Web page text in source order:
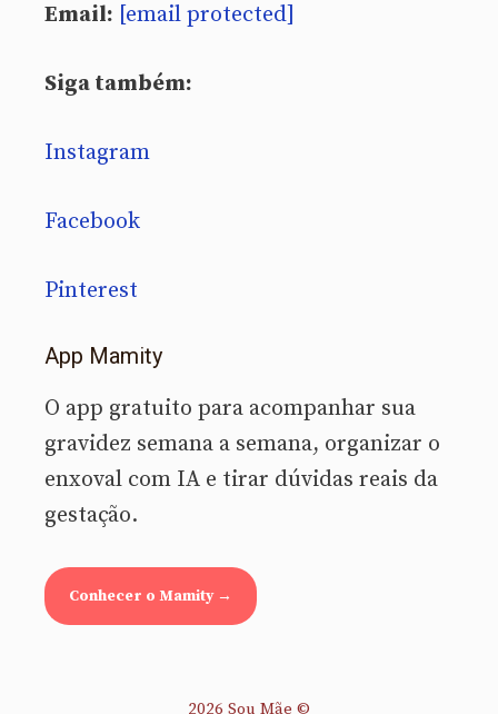
Email: [email protected]
Siga também:
Instagram
Facebook
Pinterest
App Mamity
O app gratuito para acompanhar sua
gravidez semana a semana, organizar o
enxoval com IA e tirar dúvidas reais da
gestação.
Conhecer o Mamity →
2026 Sou Mãe ©